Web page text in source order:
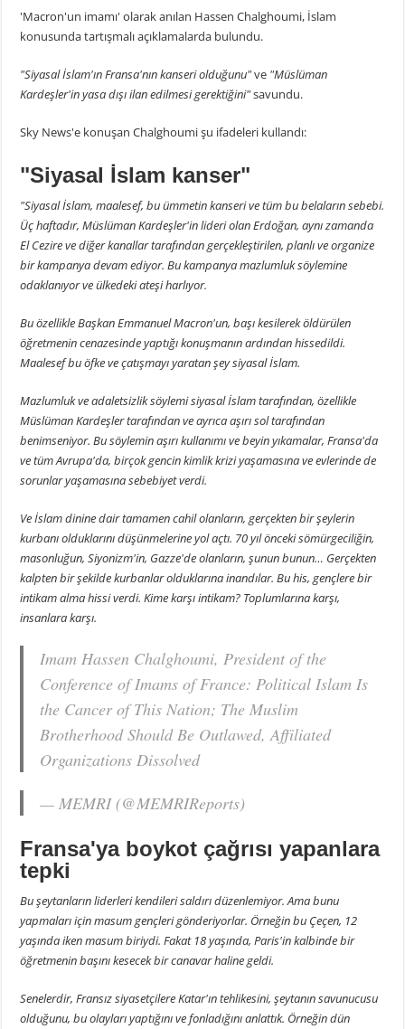
'Macron'un imamı' olarak anılan Hassen Chalghoumi, İslam
konusunda tartışmalı açıklamalarda bulundu.
"Siyasal İslam'ın Fransa'nın kanseri olduğunu"ve "Müslüman
Kardeşler'in yasa dışı ilan edilmesi gerektiğini"savundu.
Sky News'e konuşan Chalghoumi şu ifadeleri kullandı:
"Siyasal İslam kanser"
"Siyasal İslam, maalesef, bu ümmetin kanseri ve tüm bu belaların sebebi.
Üç haftadır, Müslüman Kardeşler'in lideri olan Erdoğan, aynı zamanda
El Cezire ve diğer kanallar tarafından gerçekleştirilen, planlı ve organize
bir kampanya devam ediyor. Bu kampanya mazlumluk söylemine
odaklanıyor ve ülkedeki ateşi harlıyor.
Bu özellikle Başkan Emmanuel Macron'un, başı kesilerek öldürülen
öğretmenin cenazesinde yaptığı konuşmanın ardından hissedildi.
Maalesef bu öfke ve çatışmayı yaratan şey siyasal İslam.
Mazlumluk ve adaletsizlik söylemi siyasal İslam tarafından, özellikle
Müslüman Kardeşler tarafından ve ayrıca aşırı sol tarafından
benimseniyor. Bu söylemin aşırı kullanımı ve beyin yıkamalar, Fransa'da
ve tüm Avrupa'da, birçok gencin kimlik krizi yaşamasına ve evlerinde de
sorunlar yaşamasına sebebiyet verdi.
Ve İslam dinine dair tamamen cahil olanların, gerçekten bir şeylerin
kurbanı olduklarını düşünmelerine yol açtı. 70 yıl önceki sömürgeciliğin,
masonluğun, Siyonizm'in, Gazze'de olanların, şunun bunun… Gerçekten
kalpten bir şekilde kurbanlar olduklarına inandılar. Bu his, gençlere bir
intikam alma hissi verdi. Kime karşı intikam? Toplumlarına karşı,
insanlara karşı.
Imam Hassen Chalghoumi, President of the
Conference of Imams of France: Political Islam Is
the Cancer of This Nation; The Muslim
Brotherhood Should Be Outlawed, Affiliated
Organizations Dissolved
— MEMRI (@MEMRIReports)
Fransa'ya boykot çağrısı yapanlara
tepki
Bu şeytanların liderleri kendileri saldırı düzenlemiyor. Ama bunu
yapmaları için masum gençleri gönderiyorlar. Örneğin bu Çeçen, 12
yaşında iken masum biriydi. Fakat 18 yaşında, Paris'in kalbinde bir
öğretmenin başını kesecek bir canavar haline geldi.
Senelerdir, Fransız siyasetçilere Katar'ın tehlikesini, şeytanın savunucusu
olduğunu, bu olayları yaptığını ve fonladığını anlattık. Örneğin dün